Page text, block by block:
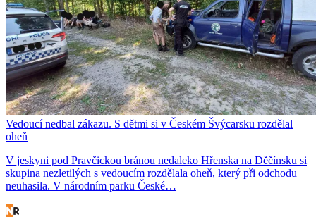
Vedoucí nedbal zákazu. S dětmi si v Českém Švýcarsku rozdělal
oheň
V jeskyni pod Pravčickou bránou nedaleko Hřenska na Děčínsku si
skupina nezletilých s vedoucím rozdělala oheň, který při odchodu
neuhasila. V národním parku České…